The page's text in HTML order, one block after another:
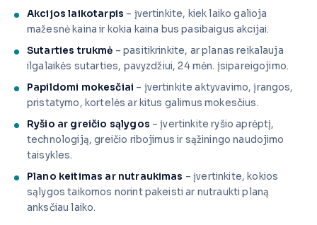
Akcijos laikotarpis – įvertinkite, kiek laiko galioja
mažesnė kaina ir kokia kaina bus pasibaigus akcijai.
Sutarties trukmė – pasitikrinkite, ar planas reikalauja
ilgalaikės sutarties, pavyzdžiui, 24 mėn. įsipareigojimo.
Papildomi mokesčiai – įvertinkite aktyvavimo, įrangos,
pristatymo, kortelės ar kitus galimus mokesčius.
Ryšio ar greičio sąlygos – įvertinkite ryšio aprėptį,
technologiją, greičio ribojimus ir sąžiningo naudojimo
taisykles.
Plano keitimas ar nutraukimas – įvertinkite, kokios
sąlygos taikomos norint pakeisti ar nutraukti planą
anksčiau laiko.